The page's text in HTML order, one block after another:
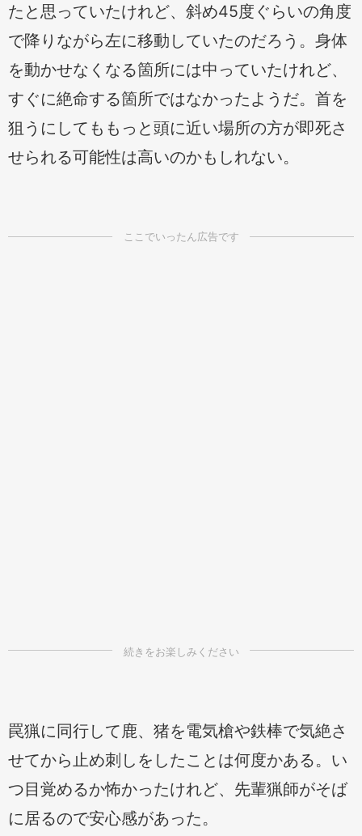
たと思っていたけれど、斜め45度ぐらいの角度
で降りながら左に移動していたのだろう。身体
を動かせなくなる箇所には中っていたけれど、
すぐに絶命する箇所ではなかったようだ。首を
狙うにしてももっと頭に近い場所の方が即死さ
せられる可能性は高いのかもしれない。
罠猟に同行して鹿、猪を電気槍や鉄棒で気絶さ
せてから止め刺しをしたことは何度かある。い
つ目覚めるか怖かったけれど、先輩猟師がそば
に居るので安心感があった。